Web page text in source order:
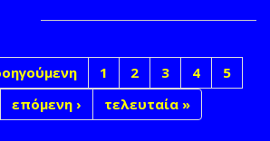
1 2 3 4
5
επόμενη › τελευταία »